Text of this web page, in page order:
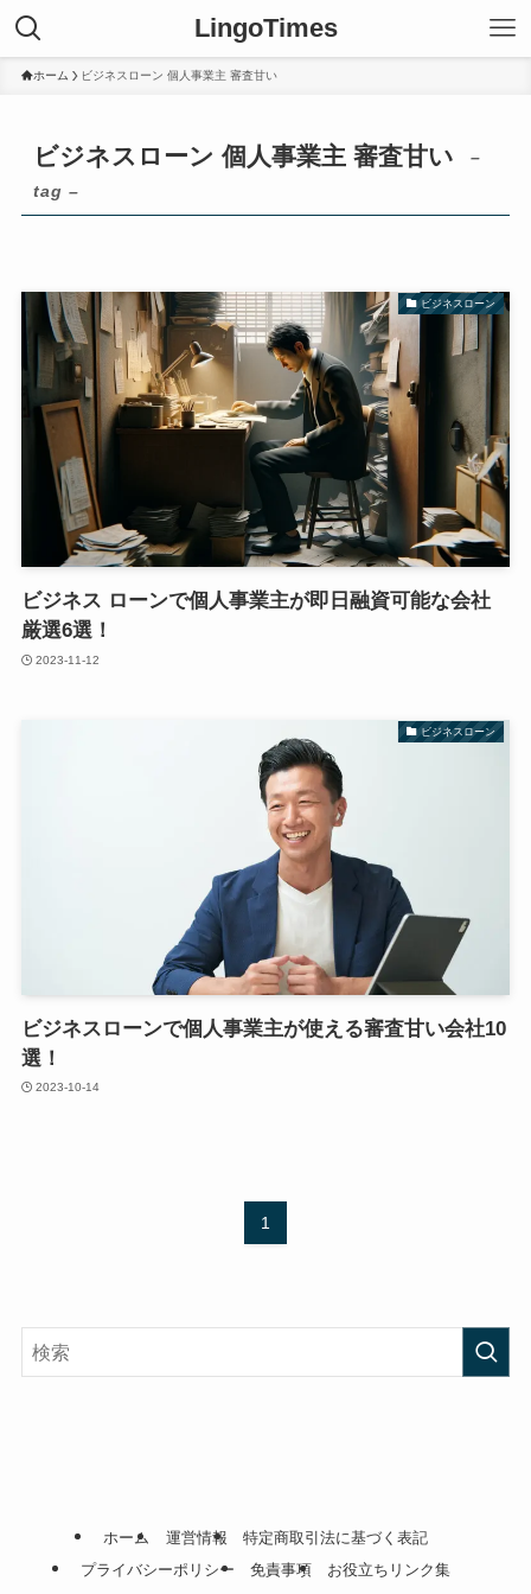
LingoTimes
ホーム ビジネスローン 個人事業主 審査甘い
ビジネスローン 個人事業主 審査甘い
–
tag –
ビジネスローン
ビジネス ローンで個人事業主が即日融資可能な会社
厳選6選！
2023-11-12
ビジネスローン
ビジネスローンで個人事業主が使える審査甘い会社10
選！
2023-10-14
1
ホーム 運営情報
特定商取引法に基づく表記
プライバシーポリシー
免責事項 お役立ちリンク集